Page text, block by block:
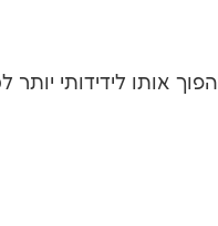
אותו לידידותי יותר